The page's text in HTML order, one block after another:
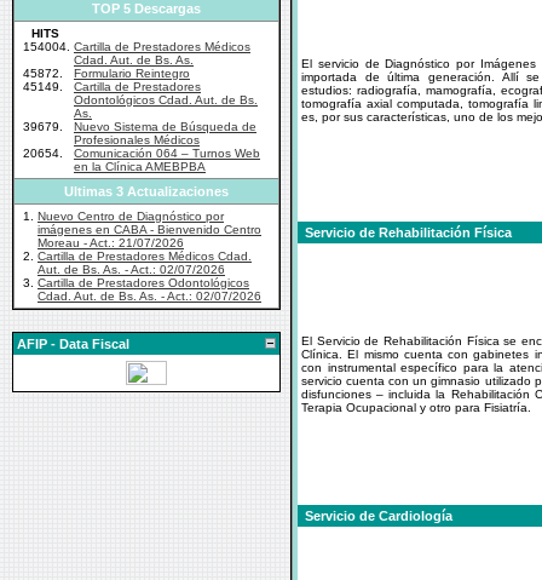
TOP 5 Descargas
HITS
154004. Cartilla de Prestadores Médicos
Cdad. Aut. de Bs. As.
45872.
Formulario Reintegro
45149.
Cartilla de Prestadores
Odontológicos Cdad. Aut. de Bs.
As.
39679.
Nuevo Sistema de Búsqueda de
Profesionales Médicos
20654.
Comunicación 064 – Turnos Web
en la Clínica AMEBPBA
Ultimas 3 Actualizaciones
1.
Nuevo Centro de Diagnóstico por
imágenes en CABA - Bienvenido Centro
Moreau - Act.: 21/07/2026
2.
Cartilla de Prestadores Médicos Cdad.
Aut. de Bs. As. - Act.: 02/07/2026
3.
Cartilla de Prestadores Odontológicos
Cdad. Aut. de Bs. As. - Act.: 02/07/2026
AFIP - Data Fiscal
El servicio de Diagnóstico por
importada de última generación. Allí
estudios: radiografía, mamografía,
tomografía axial computada, tomografía
es, por sus características, uno de los
Servicio de Rehabilitación Física
El Servicio de Rehabilitación Física se
Clínica. El mismo cuenta con gabinetes
con instrumental específico para la
servicio cuenta con un gimnasio utilizado
disfunciones – incluida la Rehabilitación
Terapia Ocupacional y otro para Fisiatría.
Servicio de Cardiología